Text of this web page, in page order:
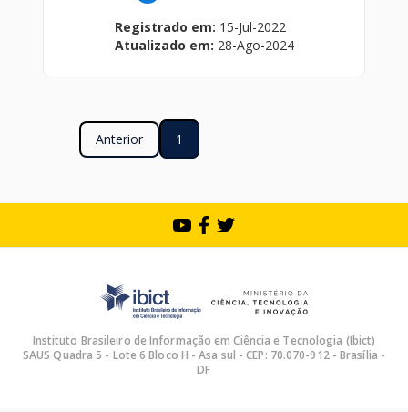
Registrado em: 15-Jul-2022
Atualizado em: 28-Ago-2024
Anterior 1
Instituto Brasileiro de Informação em Ciência e Tecnologia (Ibict)
SAUS Quadra 5 - Lote 6 Bloco H - Asa sul - CEP: 70.070-912 - Brasília -
DF